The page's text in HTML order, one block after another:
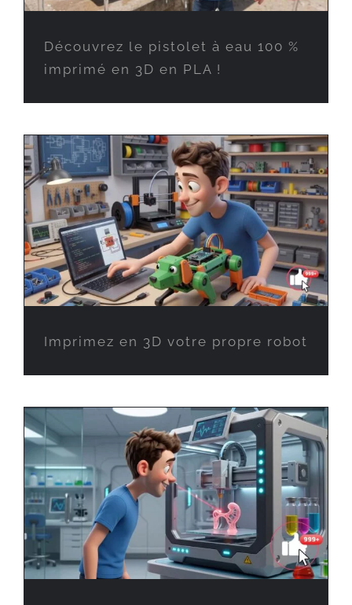
Découvrez le pistolet à eau 100 %
imprimé en 3D en PLA !
Imprimez en 3D votre propre robot